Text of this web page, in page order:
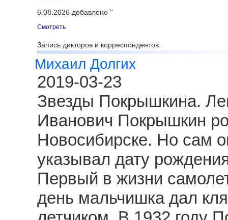
6.08.2026 добавлено ''
Смотреть
Запись дикторов и корреспондентов.
Михаил Долгих
2019-03-23
Звезды Покрышкина.
Иванович Покрышкин
Новосибирске. Но сам
указывал дату
Первый в жизни
день мальчишка дал